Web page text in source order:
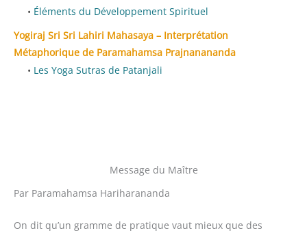
Éléments du Développement Spirituel
Yogiraj Sri Sri Lahiri Mahasaya – Interprétation
Métaphorique de Paramahamsa Prajnanananda
Les Yoga Sutras de Patanjali
Message du Maître
Par Paramahamsa Hariharananda
On dit qu’un gramme de pratique vaut mieux que des